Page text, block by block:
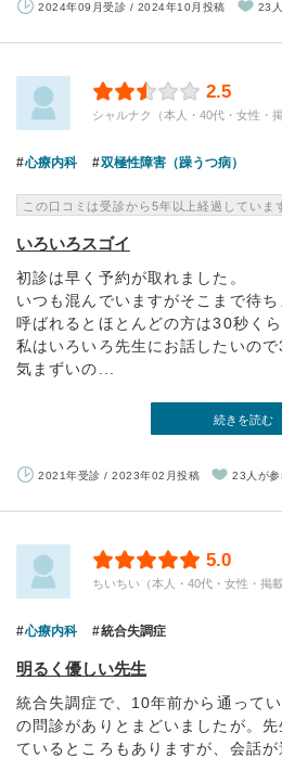
2024年09月受診 / 2024年10月投稿 23
2.5
シャルナク（本人・40代・女性・
心療内科 双極性障害（躁うつ病）
この口コミは受診から5年以上経過していま
いろいろスゴイ
初診は早く予約が取れました。
いつも混んでいますがそこまで待ち
呼ばれるとほとんどの方は30秒く
私はいろいろ先生にお話したいの
気まずいの...
続きを読む
2021年受診 / 2023年02月投稿 23人が参
5.0
ちいちい（本人・40代・女性・掲
心療内科 統合失調症
明るく優しい先生
統合失調症で、10年前から通って
の問診がありとまどいましたが。
ているところもありますが、会話